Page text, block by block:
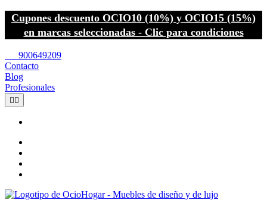
Cupones descuento OCIO10 (10%) y OCIO15 (15%)
en marcas seleccionadas - Clic para condiciones
900649209
Contacto
Blog
Profesionales
 